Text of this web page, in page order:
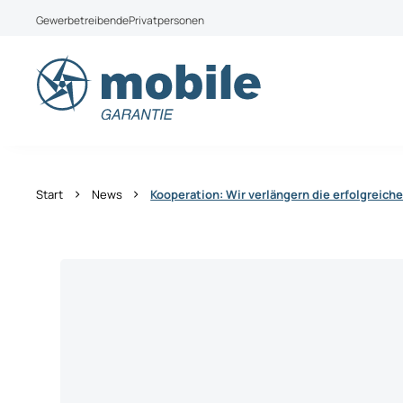
Weiter zum Inhalt
GewerbetreibendePrivatpersonen
Aktuell bieten wir leider keine Produkte für
Wechseln Sie zu mobile Garantie Österreich
Start › News › Kooperation: Wir verlängern die